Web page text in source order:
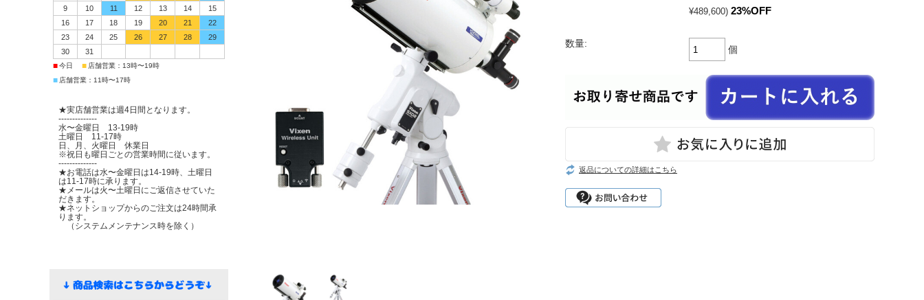
¥489,600) 23%OFF
数量:
個
返品についての詳細はこちら
9
10 11 12 13 14
15
16
17 18 19 20 21
22
23
24 25 26 27 28
29
30
31
■今日 ■ 店舗営業：13時〜19時
■ 店舗営業：11時〜17時
★実店舗営業は週4日間となります。
--------------
水〜金曜日 13-19時
土曜日 11-17時
日、月、火曜日 休業日
※祝日も曜日ごとの営業時間に従います。
--------------
★お電話は水〜金曜日は14-19時、土曜日
は11-17時に承ります。
★メールは火〜土曜日にご返信させていた
だきます。
★ネットショップからのご注文は24時間承
ります。
（システムメンテナンス時を除く）